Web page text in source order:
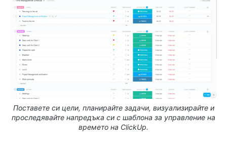
Поставете си цели, планирайте задачи, визуализирайте и
проследявайте напредъка си с шаблона за управление на
времето на ClickUp.